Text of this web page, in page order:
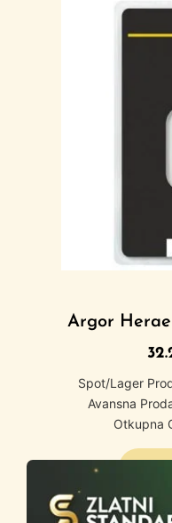
Argor
Spot/Lager
Avansna
Otkupna